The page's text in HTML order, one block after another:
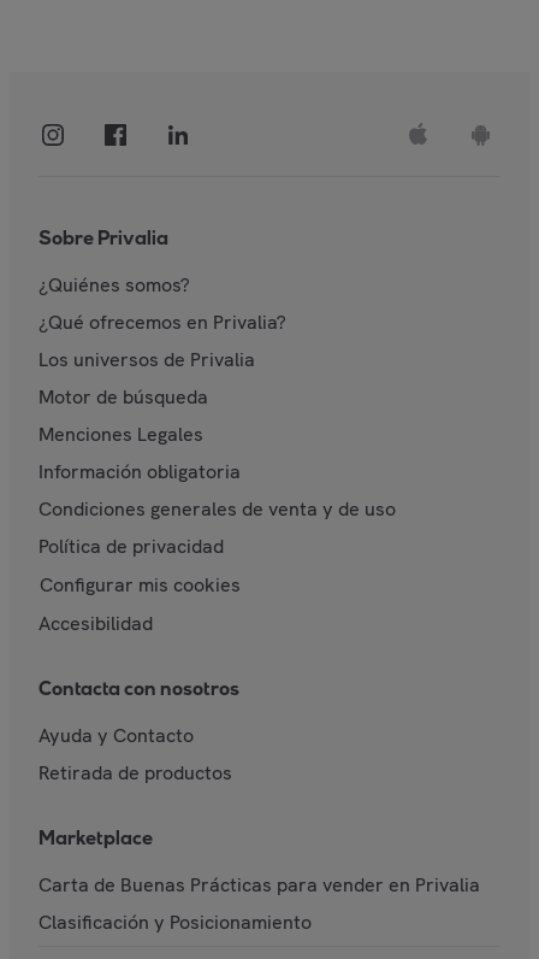
Sobre Privalia
¿Quiénes somos?
¿Qué ofrecemos en Privalia?
Los universos de Privalia
Motor de búsqueda
Menciones Legales
Información obligatoria
Condiciones generales de venta y de uso
Política de privacidad
Configurar mis cookies
Accesibilidad
Contacta con nosotros
Ayuda y Contacto
Retirada de productos
Marketplace
Carta de Buenas Prácticas para vender en Privalia
Clasificación y Posicionamiento